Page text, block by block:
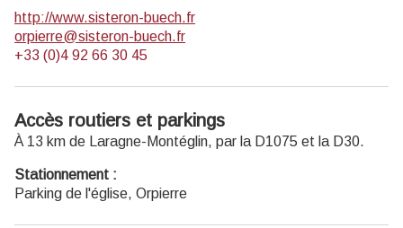
http://www.sisteron-buech.fr
orpierre@sisteron-buech.fr
+33 (0)4 92 66 30 45
Accès routiers et parkings
À 13 km de Laragne-Montéglin, par la D1075 et la D30.
Stationnement :
Parking de l'église, Orpierre